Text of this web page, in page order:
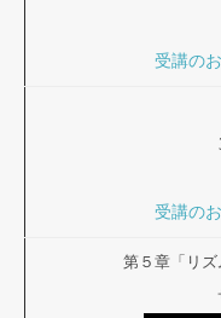
受講の
受講の
第５章「リズ